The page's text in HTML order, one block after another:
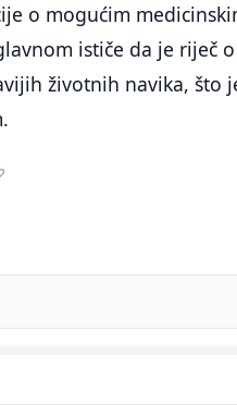
o mogućim
ističe da je riječ o
životnih navika, što